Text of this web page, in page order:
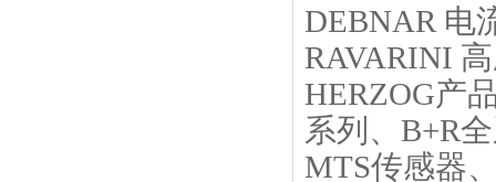
DEBNAR 电
RAVARINI
HERZOG产
系列、B+R
MTS传感器